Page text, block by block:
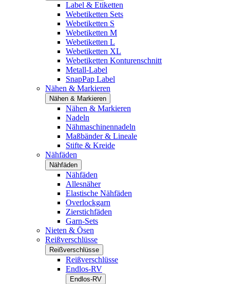
Label & Etiketten
Webetiketten Sets
Webetiketten S
Webetiketten M
Webetiketten L
Webetiketten XL
Webetiketten Konturenschnitt
Metall-Label
SnapPap Label
Nähen & Markieren
Nähen & Markieren
Nähen & Markieren
Nadeln
Nähmaschinennadeln
Maßbänder & Lineale
Stifte & Kreide
Nähfäden
Nähfäden
Nähfäden
Allesnäher
Elastische Nähfäden
Overlockgarn
Zierstichfäden
Garn-Sets
Nieten & Ösen
Reißverschlüsse
Reißverschlüsse
Reißverschlüsse
Endlos-RV
Endlos-RV